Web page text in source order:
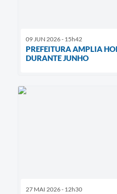
09 JUN 2026 - 15h42
PREFEITURA AMPLIA
DURANTE JUNHO
27 MAI 2026 - 12h30